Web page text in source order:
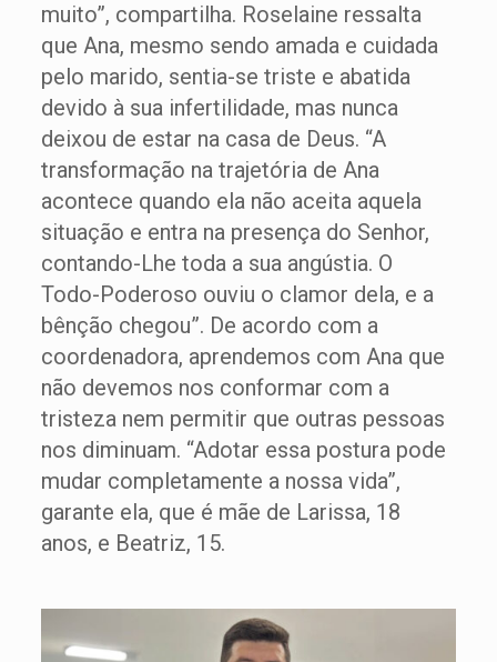
muito”, compartilha. Roselaine ressalta
que Ana, mesmo sendo amada e cuidada
pelo marido, sentia-se triste e abatida
devido à sua infertilidade, mas nunca
deixou de estar na casa de Deus. “A
transformação na trajetória de Ana
acontece quando ela não aceita aquela
situação e entra na presença do Senhor,
contando-Lhe toda a sua angústia. O
Todo-Poderoso ouviu o clamor dela, e a
bênção chegou”. De acordo com a
coordenadora, aprendemos com Ana que
não devemos nos conformar com a
tristeza nem permitir que outras pessoas
nos diminuam. “Adotar essa postura pode
mudar completamente a nossa vida”,
garante ela, que é mãe de Larissa, 18
anos, e Beatriz, 15.